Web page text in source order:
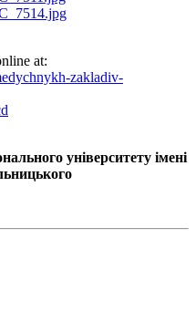
at:
zakladiv-
університету імені